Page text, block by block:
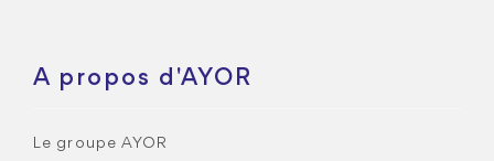
A propos d'AYOR
Le groupe AYOR